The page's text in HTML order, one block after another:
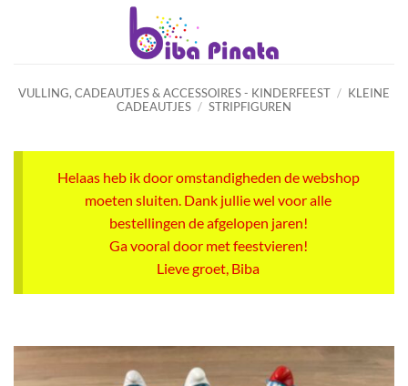
VULLING, CADEAUTJES & ACCESSOIRES - KINDERFEEST / KLEINE
CADEAUTJES / STRIPFIGUREN
Helaas heb ik door omstandigheden de webshop
moeten sluiten. Dank jullie wel voor alle
bestellingen de afgelopen jaren!
Ga vooral door met feestvieren!
Lieve groet, Biba